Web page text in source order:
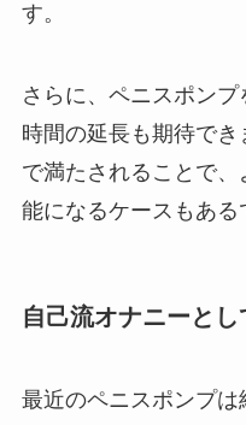
す。
さらに、ペニスポン
時間の延長も期待で
で満たされることで
能になるケースもある
自己流オナニーと
最近のペニスポンプ